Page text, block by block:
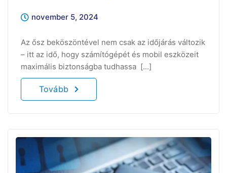
november 5, 2024
Az ősz beköszöntével nem csak az időjárás változik
– itt az idő, hogy számítógépét és mobil eszközeit
maximális biztonságba tudhassa [...]
Tovább